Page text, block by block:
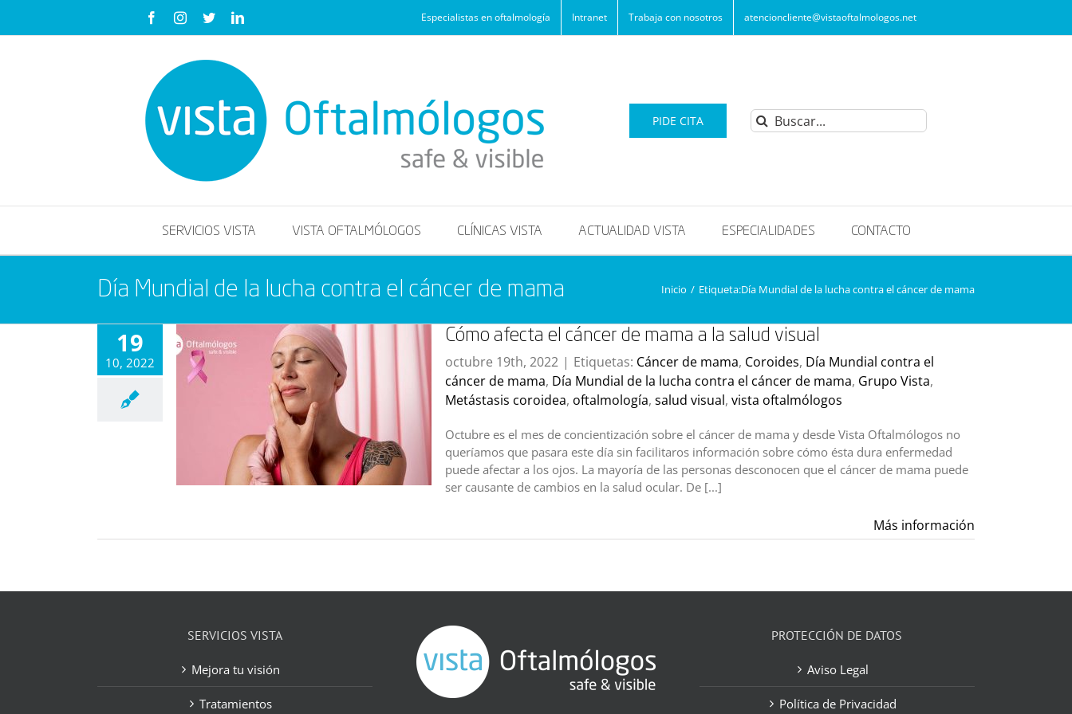
FacebookInstagram
TwitterLinkedIn Especialistas en oftalmología Intranet Trabaja con nosotros atencioncliente@vistaoftalmologos.net
PIDE CITA Buscar:
SERVICIOS VISTA VISTA OFTALMÓLOGOS CLÍNICAS VISTA ACTUALIDAD VISTA ESPECIALIDADES CONTACTO
Día Mundial de la lucha contra el cáncer de mama Inicio / Etiqueta:Día Mundial de la lucha contra el cáncer de mama
19
10, 2022
Cómo afecta el cáncer de mama a la salud visual
octubre 19th, 2022 | Etiquetas: Cáncer de mama, Coroides, Día Mundial contra el
cáncer de mama, Día Mundial de la lucha contra el cáncer de mama, Grupo Vista,
Metástasis coroidea, oftalmología, salud visual, vista oftalmólogos
Octubre es el mes de concientización sobre el cáncer de mama y desde Vista Oftalmólogos no
queríamos que pasara este día sin facilitaros información sobre cómo ésta dura enfermedad
puede afectar a los ojos. La mayoría de las personas desconocen que el cáncer de mama puede
ser causante de cambios en la salud ocular. De [...]
Más información
SERVICIOS VISTA
Mejora tu visión
Tratamientos
PROTECCIÓN DE DATOS
Aviso Legal
Política de Privacidad